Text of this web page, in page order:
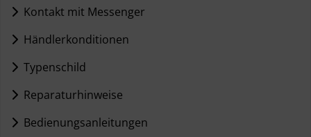
Kontakt mit Messenger
Händlerkonditionen
Typenschild
Reparaturhinweise
Bedienungsanleitungen